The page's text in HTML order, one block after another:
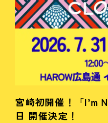
宮崎初開催！「I’m
日 開催決定！